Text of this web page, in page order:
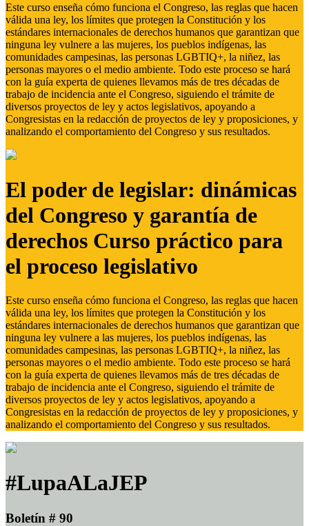
Este curso enseña cómo funciona el Congreso, las reglas que hacen
válida una ley, los límites que protegen la Constitución y los
estándares internacionales de derechos humanos que garantizan que
ninguna ley vulnere a las mujeres, los pueblos indígenas, las
comunidades campesinas, las personas LGBTIQ+, la niñez, las
personas mayores o el medio ambiente. Todo este proceso se hará
con la guía experta de quienes llevamos más de tres décadas de
trabajo de incidencia ante el Congreso, siguiendo el trámite de
diversos proyectos de ley y actos legislativos, apoyando a
Congresistas en la redacción de proyectos de ley y proposiciones, y
analizando el comportamiento del Congreso y sus resultados.
El poder de legislar: dinámicas
del Congreso y garantía de
derechos Curso práctico para
el proceso legislativo
Este curso enseña cómo funciona el Congreso, las reglas que hacen
válida una ley, los límites que protegen la Constitución y los
estándares internacionales de derechos humanos que garantizan que
ninguna ley vulnere a las mujeres, los pueblos indígenas, las
comunidades campesinas, las personas LGBTIQ+, la niñez, las
personas mayores o el medio ambiente. Todo este proceso se hará
con la guía experta de quienes llevamos más de tres décadas de
trabajo de incidencia ante el Congreso, siguiendo el trámite de
diversos proyectos de ley y actos legislativos, apoyando a
Congresistas en la redacción de proyectos de ley y proposiciones, y
analizando el comportamiento del Congreso y sus resultados.
#LupaALaJEP
Boletín # 90